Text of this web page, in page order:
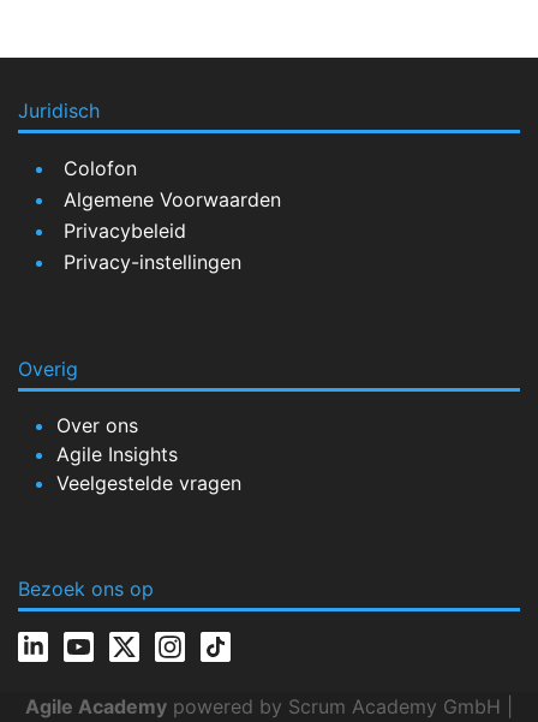
Juridisch
Colofon
Algemene Voorwaarden
Privacybeleid
Privacy-instellingen
Overig
Over ons
Agile Insights
Veelgestelde vragen
Bezoek ons op
Agile Academy powered by Scrum Academy GmbH |